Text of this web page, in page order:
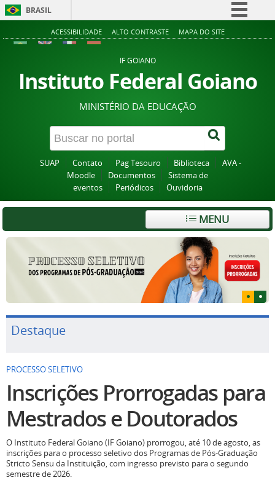
BRASIL
Simplifique!
Acesso à informação
Legislação
Canais
ACESSIBILIDADE ALTO CONTRASTE MAPA DO SITE
IF GOIANO
Instituto Federal Goiano
MINISTÉRIO DA EDUCAÇÃO
SUAP Contato Pag Tesouro Biblioteca
AVA -
Moodle
Documentos
Sistema de
eventos
Periódicos Ouvidoria
MENU
Destaque
PROCESSO SELETIVO
Inscrições Prorrogadas para
Mestrados e Doutorados
O Instituto Federal Goiano (IF Goiano) prorrogou, até 10 de agosto, as
inscrições para o processo seletivo dos Programas de Pós-Graduação
Stricto Sensu da Instituição, com ingresso previsto para o segundo
semestre de 2026.